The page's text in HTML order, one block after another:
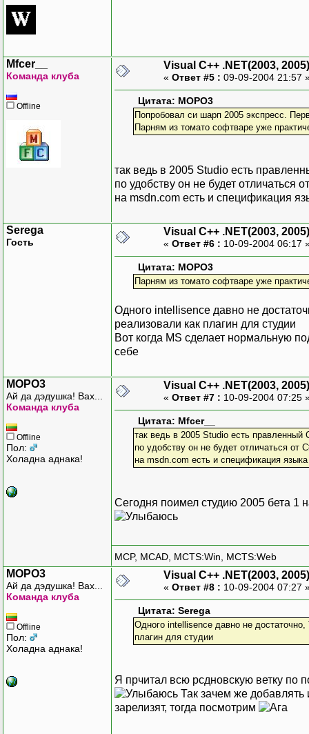
Mfcer__
Команда клуба
Offline
Visual C++ .NET(2003, 2005)
« Ответ #5 : 09-09-2004 21:57
Цитата: MOPO3
Попробовал си шарп 2005 экспресс.
Парням из томато софтваре уже
так ведь в 2005 Studio есть
по удобству он не будет отличаться
на msdn.com есть и спецификация
Serega
Гость
Visual C++ .NET(2003, 2005)
« Ответ #6 : 10-09-2004 06:17
Цитата: MOPO3
Парням из томато софтваре уже
Одного intellisence давно не
реализовали как плагин для студии
Вот когда MS сделает нормальную
себе
MOPO3
Ай да дэдушка! Вах...
Команда клуба
Offline
Пол:
Холадна аднака!
Visual C++ .NET(2003, 2005)
« Ответ #7 : 10-09-2004 07:25
Цитата: Mfcer__
так ведь в 2005 Studio есть
по удобству он не будет отличаться от
на msdn.com есть и спецификация
Сегодня поимел студию 2005 бета 1
MCP, MCAD, MCTS:Win, MCTS:Web
MOPO3
Ай да дэдушка! Вах...
Команда клуба
Offline
Пол:
Холадна аднака!
Visual C++ .NET(2003, 2005)
« Ответ #8 : 10-09-2004 07:27
Цитата: Serega
Одного intellisence давно не
плагин для студии
Я прчитал всю рсдновскую ветку по
Так зачем же добавлять
зарелизят, тогда посмотрим